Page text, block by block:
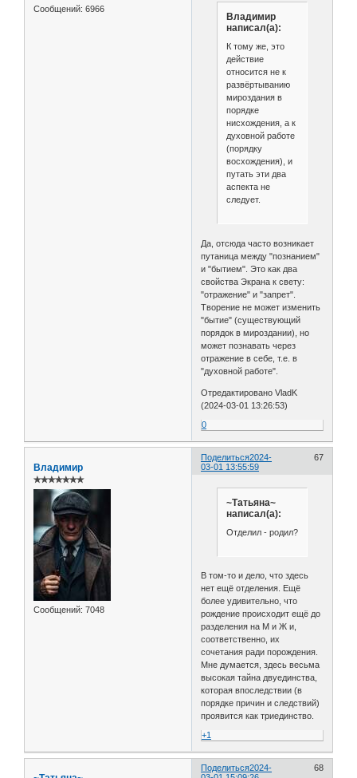
Сообщений: 6966
Владимир
написал(а):
К тому же, это
действие
относится не к
развёртыванию
мироздания в
порядке
нисхождения, а к
духовной работе
(порядку
восхождения), и
путать эти два
аспекта не
следует.
Да, отсюда часто возникает
путаница между "познанием"
и "бытием". Это как два
свойства Экрана к свету:
"отражение" и "запрет".
Творение не может изменить
"бытие" (существующий
порядок в мироздании), но
может познавать через
отражение в себе, т.е. в
"духовной работе".
Отредактировано VladK
(2024-03-01 13:26:53)
0
Поделиться 67
2024-
03-01 13:55:59
Владимир
✯✯✯✯✯✯✯
Сообщений: 7048
~Татьяна~
написал(а):
Отделил - родил?
В том-то и дело, что здесь
нет ещё отделения. Ещё
более удивительно, что
рождение происходит ещё до
разделения на М и Ж и,
соответственно, их
сочетания ради порождения.
Мне думается, здесь весьма
высокая тайна двуединства,
которая впоследствии (в
порядке причин и следствий)
проявится как триединство.
+1
Поделиться 68
2024-